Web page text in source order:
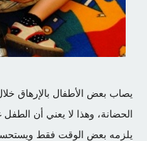
يصاب بعض الأطفال بالإرهاق
الحضانة، وهذا لا يعني أن
يلزمه بعض الوقت فقط ويستحسن